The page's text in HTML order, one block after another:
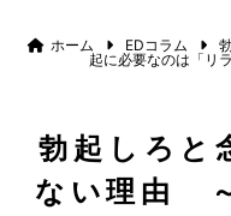
ホーム EDコラム
起に必要なのは「リ
勃起しろと
ない理由